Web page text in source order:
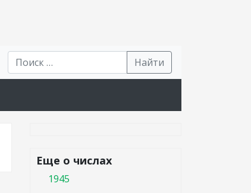
Найти
Еще о числах
1945